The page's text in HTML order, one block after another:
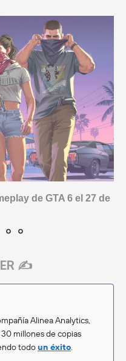
de GTA 6 el 27 de
✍️
Alinea Analytics,
millones de copias
todoun éxito.